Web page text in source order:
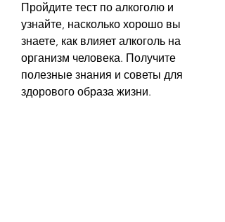
Пройдите тест по алкоголю и
узнайте, насколько хорошо вы
знаете, как влияет алкоголь на
организм человека. Получите
полезные знания и советы для
здорового образа жизни.